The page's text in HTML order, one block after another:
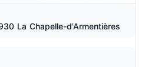
La Chapelle-d'Armentières